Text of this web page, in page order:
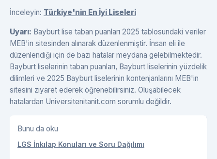
İnceleyin: Türkiye'nin En İyi Liseleri
Uyarı: Bayburt lise taban puanları 2025 tablosundaki veriler
MEB'in sitesinden alınarak düzenlenmiştir. İnsan eli ile
düzenlendiği için de bazı hatalar meydana gelebilmektedir.
Bayburt liselerinin taban puanları, Bayburt liselerinin yüzdelik
dilimleri ve 2025 Bayburt liselerinin kontenjanlarını MEB'in
sitesini ziyaret ederek öğrenebilirsiniz. Oluşabilecek
hatalardan Universitenitanit.com sorumlu değildir.
Bunu da oku
LGS İnkılap Konuları ve Soru Dağılımı